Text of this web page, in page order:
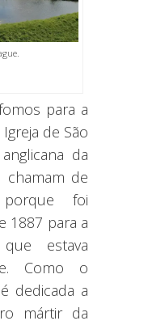
para a
de São
da
chamam de
foi
1887 para a
que estava
Como o
dedicada a
mártir da